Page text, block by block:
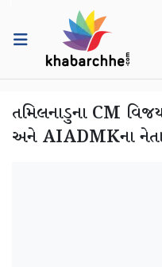
તમિલનાડુના CM
અને AIADMKના